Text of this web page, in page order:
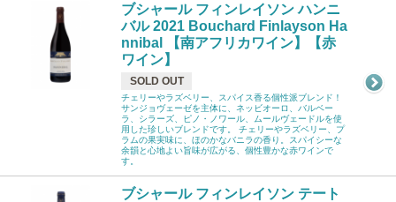
ブシャール フィンレイソン ハンニ
バル 2021 Bouchard Finlayson Ha
nnibal 【南アフリカワイン】【赤
ワイン】
SOLD OUT
チェリーやラズベリー、スパイス香る個性派ブレンド！
サンジョヴェーゼを主体に、ネッビオーロ、バルベー
ラ、シラーズ、ピノ・ノワール、ムールヴェードルを使
用した珍しいブレンドです。 チェリーやラズベリー、プ
ラムの果実味に、ほのかなバニラの香り。スパイシーな
余韻と心地よい旨味が広がる、個性豊かな赤ワインで
す。
ブシャール フィンレイソン テート